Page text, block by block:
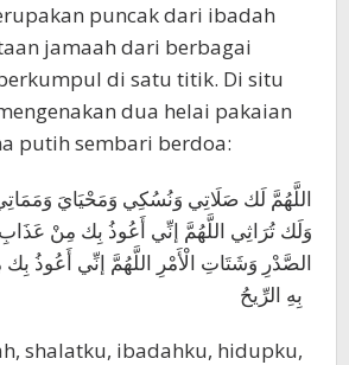
puncak dari ibadah
jamaah dari berbagai
di satu titik. Di situ
dua helai pakaian
putih sembari berdoa:
وَلَك تُرَاثِي اللَّهُمَّ إنِّي أَعُوذُ بِك مِنْ
الصَّدْرِ وَشَتَاتِ الْأَمْرِ اللَّهُمَّ إنِّي أَعُوذُ
shalatku, ibadahku, hidupku,